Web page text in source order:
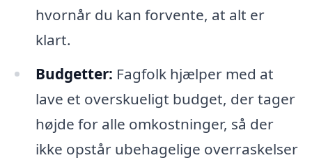
hvornår du kan forvente, at alt er
klart.
Budgetter: Fagfolk hjælper med at
lave et overskueligt budget, der tager
højde for alle omkostninger, så der
ikke opstår ubehagelige overraskelser